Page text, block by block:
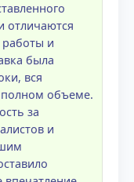
отличаются
и
была
вся
полном объеме.
за
и